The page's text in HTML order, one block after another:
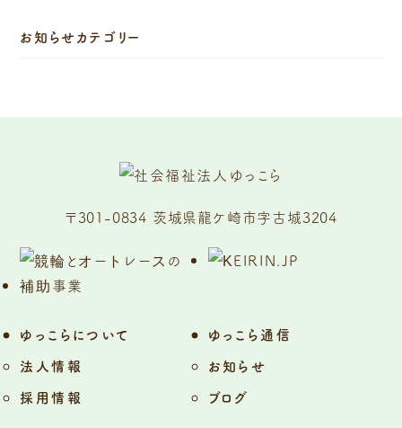
お知らせカテゴリー
〒301-0834 茨城県龍ケ崎市字古城3204
ゆっこらについて
法人情報
採用情報
ゆっこら通信
お知らせ
ブログ